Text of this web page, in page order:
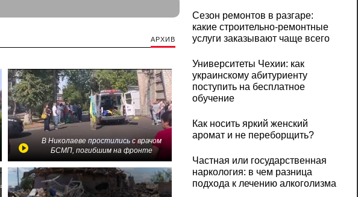
АРХИВ
В Николаеве простились с врачом
БСМП, погибшим на фронте
Сезон ремонтов в разгаре:
какие строительно-ремонтные
услуги заказывают чаще всего
Университеты Чехии: как
украинскому абитуриенту
поступить на бесплатное
обучение
Как носить яркий женский
аромат и не переборщить?
Частная или государственная
наркология: в чем разница
подхода к лечению алкоголизма